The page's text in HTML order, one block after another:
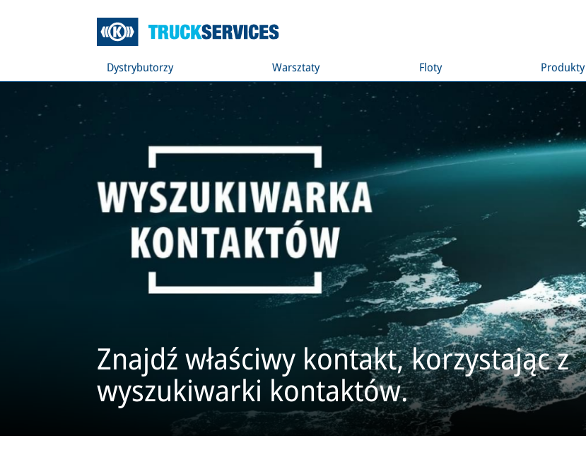
Dystrybutorzy Warsztaty Floty Produkty
Znajdź właściwy kontakt, korzystając z
wyszukiwarki kontaktów.